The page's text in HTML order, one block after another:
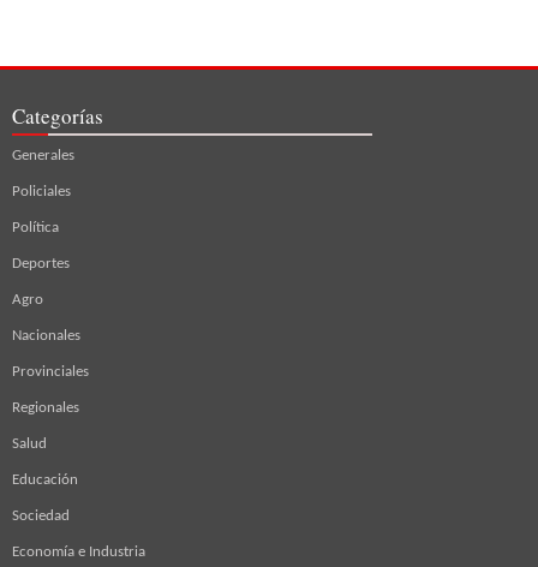
Categorías
Generales
Policiales
Política
Deportes
Agro
Nacionales
Provinciales
Regionales
Salud
Educación
Sociedad
Economía e Industria